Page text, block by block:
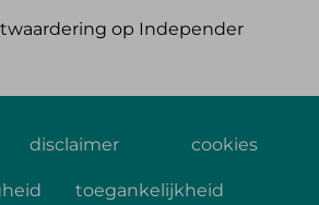
op Independer
disclaimer cookies
toegankelijkheid